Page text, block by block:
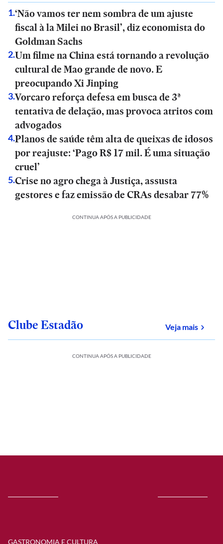
1.‘Não vamos ter nem sombra de um ajuste
fiscal à la Milei no Brasil’, diz economista do
Goldman Sachs
2.Um filme na China está tornando a revolução
cultural de Mao grande de novo. E
preocupando Xi Jinping
3.Vorcaro reforça defesa em busca de 3ª
tentativa de delação, mas provoca atritos com
advogados
4.Planos de saúde têm alta de queixas de idosos
por reajuste: ‘Pago R$ 17 mil. É uma situação
cruel’
5.Crise no agro chega à Justiça, assusta
gestores e faz emissão de CRAs desabar 77%
CONTINUA APÓS A PUBLICIDADE
Clube Estadão Veja maissobre
CONTINUA APÓS A PUBLICIDADE
GASTRONOMIA E CULTURA